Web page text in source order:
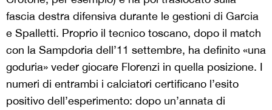
fascia destra difensiva durante le gestioni di Garcia
e Spalletti. Proprio il tecnico toscano, dopo il match
con la Sampdoria dell’11 settembre, ha definito «una
goduria» veder giocare Florenzi in quella posizione. I
numeri di entrambi i calciatori certificano l’esito
positivo dell’esperimento: dopo un’annata di